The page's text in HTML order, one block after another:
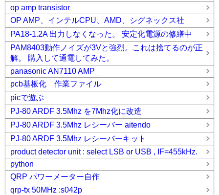
op amp transistor
OP AMP、インテルCPU、AMD、シグネックス社
PA18-1.2A 出力しなくなった。 安定化電源の修繕中
PAM8403動作ノイズが3Vと強烈。これは捨てるのが正
解。 購入して通電してみた。
panasonic AN7110 AMP_
pcb基板化 作業ファイル
picで遊ぶ
PJ-80 ARDF 3.5Mhz を7Mhz化に改造
PJ-80 ARDF 3.5Mhz レシーバー aitendo
PJ-80 ARDF 3.5Mhz レシーバーキット
product detector unit : select LSB or USB , IF=455kHz.
python
QRP パワーメーター自作
qrp-tx 50MHz :s042p